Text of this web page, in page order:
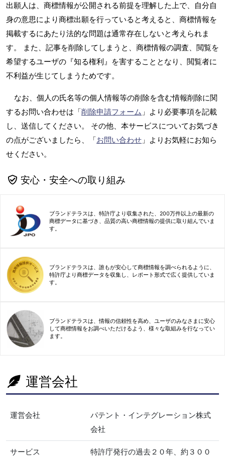
出願人は、商標情報が公開される前提を理解した上で、自分自
身の意思により商標出願を行っていると考えると、商標情報を
掲載するにあたり法的な問題は通常存在しないと考えられま
す。 また、記事を削除してしまうと、商標情報の調査、閲覧を
希望するユーザの『知る権利』を害することとなり、閲覧者に
不利益が生じてしまうためです。
なお、個人の氏名等の個人情報等の削除を含む情報削除に関
するお問い合わせは「削除申請フォーム 」より必要事項を記載
し、送信してください。 その他、本サービスについてお気づき
の点がございましたら、「お問い合わせ 」よりお気軽にお知ら
せください。
安心・安全への取り組み
ブランドテラスは、特許庁より収集された、200万件以上の最新の
商標データに基づき、品質の高い商標情報の提供に取り組んでいま
す。
ブランドテラスは、誰もが安心して商標情報を調べられるように、
特許庁より商標データを収集し、レポート形式で広く提供していま
す。
ブランドテラスは、情報の信頼性を高め、ユーザのみなさまに安心
して商標情報をお調べいただけるよう、様々な取組みを行なってい
ます。
運営会社
運営会社
パテント・インテグレーション株式
会社
サービス
特許庁発行の過去２０年、約３００